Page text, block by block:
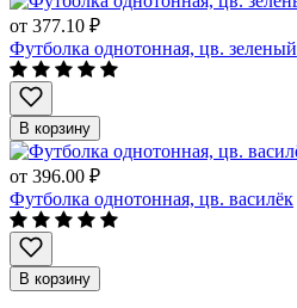
от 377.10 ₽
Футболка однотонная, цв. зеленый
В корзину
от 396.00 ₽
Футболка однотонная, цв. василёк
В корзину